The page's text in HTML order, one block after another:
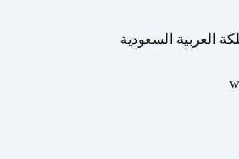
العربية السعودية